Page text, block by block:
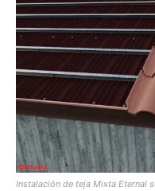
Instalación de teja Mixta Eternal